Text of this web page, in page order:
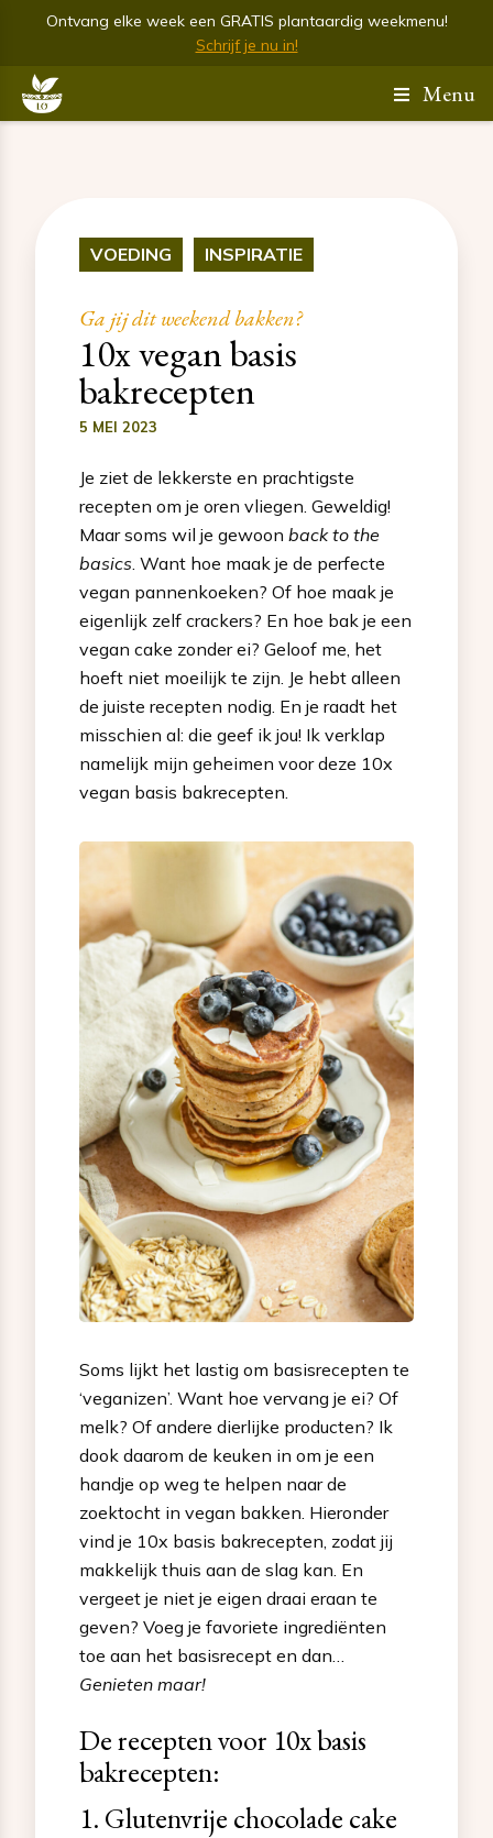
Ontvang elke week een GRATIS plantaardig weekmenu!
Schrijf je nu in!
Menu
VOEDING INSPIRATIE
Ga jij dit weekend bakken?
10x vegan basis
bakrecepten
5 MEI 2023
Je ziet de lekkerste en prachtigste
recepten om je oren vliegen. Geweldig!
Maar soms wil je gewoon back to the
basics. Want hoe maak je de perfecte
vegan pannenkoeken? Of hoe maak je
eigenlijk zelf crackers? En hoe bak je een
vegan cake zonder ei? Geloof me, het
hoeft niet moeilijk te zijn. Je hebt alleen
de juiste recepten nodig. En je raadt het
misschien al: die geef ik jou! Ik verklap
namelijk mijn geheimen voor deze 10x
vegan basis bakrecepten.
Soms lijkt het lastig om basisrecepten te
‘veganizen’. Want hoe vervang je ei? Of
melk? Of andere dierlijke producten? Ik
dook daarom de keuken in om je een
handje op weg te helpen naar de
zoektocht in vegan bakken. Hieronder
vind je 10x basis bakrecepten, zodat jij
makkelijk thuis aan de slag kan. En
vergeet je niet je eigen draai eraan te
geven? Voeg je favoriete ingrediënten
toe aan het basisrecept en dan…
Genieten maar!
De recepten voor 10x basis
bakrecepten:
1. Glutenvrije chocolade cake